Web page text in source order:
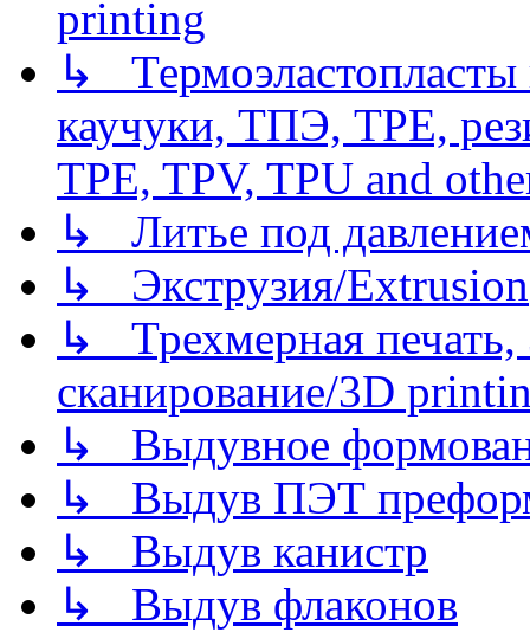
printing
↳
каучуки, ТПЭ, TPE,
TPE, TPV, TPU and
↳ Литье под
↳ Экструзия/Extrusion
↳ Трехмерная
сканирование/3D
↳ Выдувное
↳ Выдув ПЭТ
↳ Выдув канистр
↳ Выдув флаконов